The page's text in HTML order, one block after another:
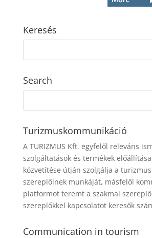
Keresés
Search
Turizmuskommunikáció
A TURIZMUS Kft. egyfelől releváns
szolgáltatások és termékek
közvetítése útján szolgálja a
szereplőinek munkáját, másfelől
platformot teremt a szakmai
szereplőkkel kapcsolatot keresők
Communication in tourism